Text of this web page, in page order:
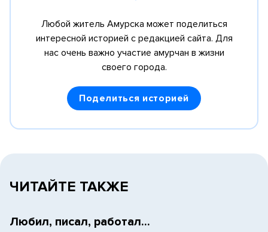
Любой житель Амурска может поделиться
интересной историей с редакцией сайта. Для
нас очень важно участие амурчан в жизни
своего города.
Поделиться историей
ЧИТАЙТЕ ТАКЖЕ
Любил, писал, работал...